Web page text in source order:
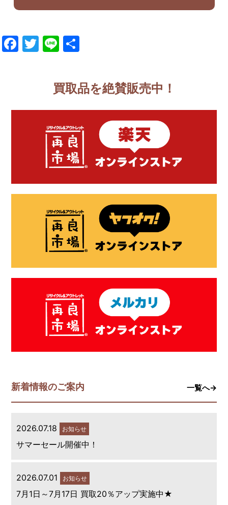
Facebook
Twitter
Line
買取品を絶賛販売中！
新着情報のご案内 一覧へ→
2026.07.18 お知らせ
サマーセール開催中！
2026.07.01 お知らせ
7月1日～7月17日 買取20％アップ実施中★